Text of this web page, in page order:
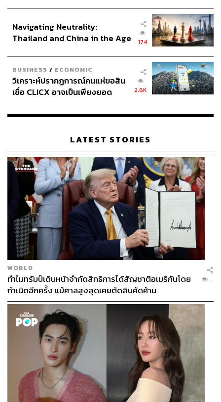
ABOUT THE AUTHOR
THE STANDARD TEAM
กองบรรณาธิการ THE STANDARD
Navigating Neutrality:
Thailand and China in the Age
174
BUSINESS / ECONOMIC
วิเคราะห์ปรากฏการณ์คนแห่ขอสิน
เชื่อ CLICX อาจเป็นเพียงยอด
เรือนไทยที่ถูกซุกไว้
2.6K
LATEST STORIES
WORLD
ทำไมทรัมป์เดินหน้าจำกัดสิทธิการได้สัญชาติอเมริกันโดย
กำเนิดอีกครั้ง แม้ศาลสูงสุดเคยตัดสินคัดค้าน
...